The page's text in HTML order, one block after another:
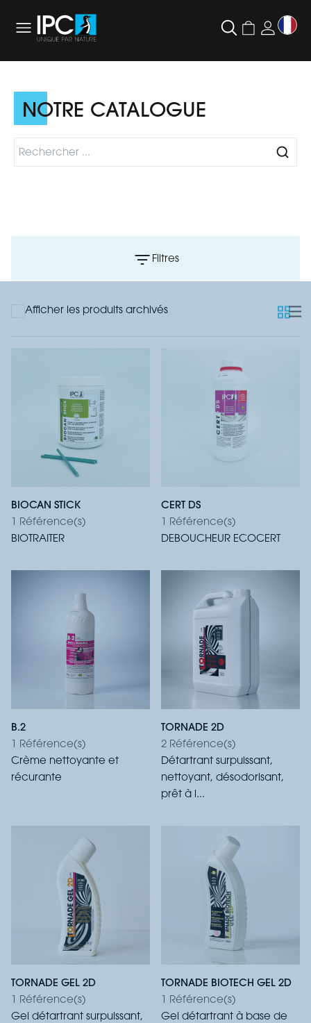
NOTRE CATALOGUE
Filtres
Afficher les produits archivés
BIOCAN STICK
1 Référence(s)
BIOTRAITER
CERT DS
1 Référence(s)
DEBOUCHEUR ECOCERT
B.2
1 Référence(s)
Crème nettoyante et
récurante
TORNADE 2D
2 Référence(s)
Détartrant surpuissant,
nettoyant, désodorisant,
prêt à l...
TORNADE GEL 2D
1 Référence(s)
Gel détartrant surpuissant,
TORNADE BIOTECH GEL 2D
1 Référence(s)
Gel détartrant à base de